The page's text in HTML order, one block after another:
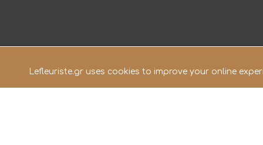
Lefleuriste.gr uses cookies to improve your online